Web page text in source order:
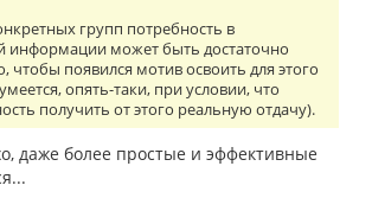
групп потребность в
информации может быть достаточно
чтобы появился мотив освоить для этого
опять-таки, при условии, что
получить от этого реальную отдачу).
даже более простые и эффективные